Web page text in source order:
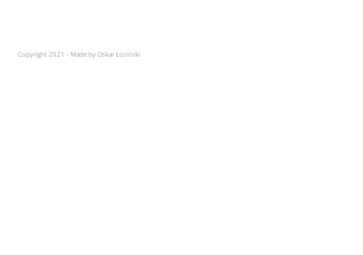
Copyright 2021 - Made by Oskar Łoziński